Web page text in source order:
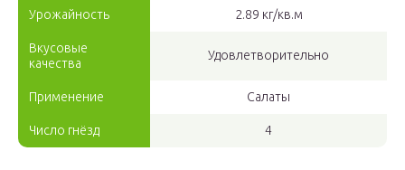
Урожайность 2.89 кг/кв.м
Вкусовые
качества
Удовлетворительно
Применение Салаты
Число гнёзд 4